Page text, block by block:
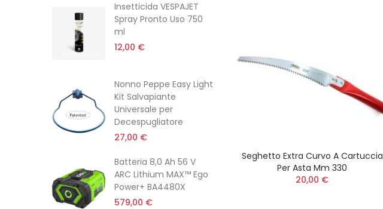
Seghetto Extra Curvo A Cartuccia
Per Asta Mm 330
20,00 €
Insetticida VESPAJET
Spray Pronto Uso 750
ml
12,00 €
Nonno Peppe Easy Light
Kit Salvapiante
Universale per
Decespugliatore
27,00 €
Batteria 8,0 Ah 56 V
ARC Lithium MAX™ Ego
Power+ BA4480X
579,00 €
35,00 €